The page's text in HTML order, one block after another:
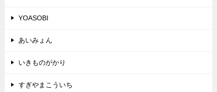
YOASOBI
あいみょん
いきものがかり
すぎやまこういち